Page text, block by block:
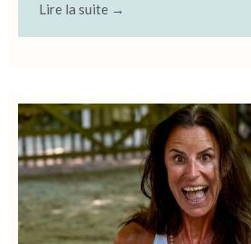
Lire la suite →